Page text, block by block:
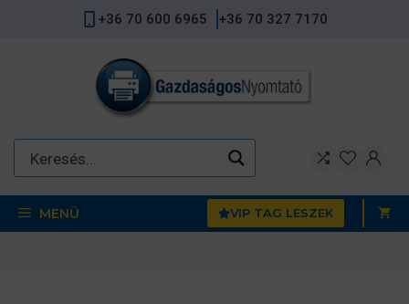
+36 70 600 6965 +36 70 327 7170
MENÜ VIP TAG LESZEK